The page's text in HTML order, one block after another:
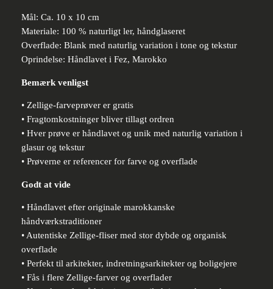
Mål: Ca. 10 x 10 cm
Materiale: 100 % naturligt ler, håndglaseret
Overflade: Blank med naturlig variation i tone og tekstur
Oprindelse: Håndlavet i Fez, Marokko
Bemærk venligst
• Zellige-farveprøver er gratis
• Fragtomkostninger bliver tillagt ordren
• Hver prøve er håndlavet og unik med naturlig variation i
glasur og tekstur
• Prøverne er referencer for farve og overflade
Godt at vide
• Håndlavet efter originale marokkanske
håndværkstraditioner
• Autentiske Zellige-fliser med stor dybde og organisk
overflade
• Perfekt til arkitekter, indretningsarkitekter og boligejere
• Fås i flere Zellige-farver og overflader